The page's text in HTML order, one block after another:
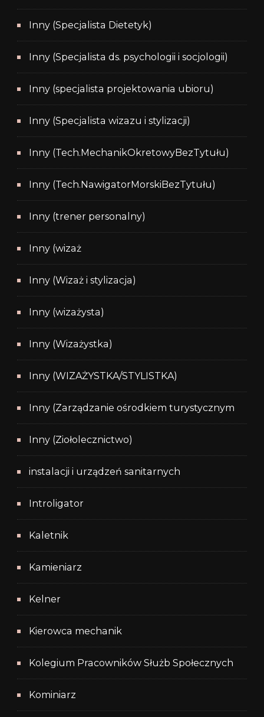
Inny (Specjalista Dietetyk)
Inny (Specjalista ds. psychologii i socjologii)
Inny (specjalista projektowania ubioru)
Inny (Specjalista wizazu i stylizacji)
Inny (Tech.MechanikOkretowyBezTytułu)
Inny (Tech.NawigatorMorskiBezTytułu)
Inny (trener personalny)
Inny (wizaż
Inny (Wizaż i stylizacja)
Inny (wizażysta)
Inny (Wizażystka)
Inny (WIZAŻYSTKA/STYLISTKA)
Inny (Zarządzanie ośrodkiem turystycznym
Inny (Ziołolecznictwo)
instalacji i urządzeń sanitarnych
Introligator
Kaletnik
Kamieniarz
Kelner
Kierowca mechanik
Kolegium Pracowników Służb Społecznych
Kominiarz